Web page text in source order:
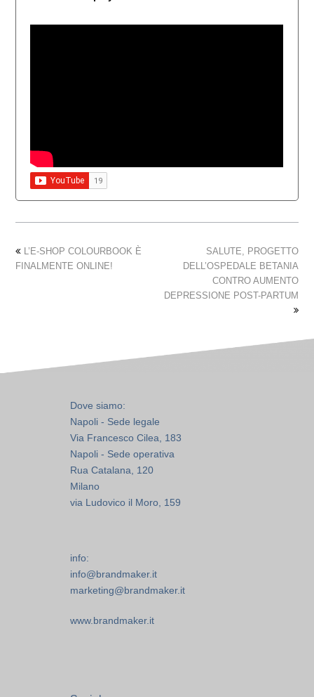
L’E-SHOP COLOURBOOK È
FINALMENTE ONLINE!
SALUTE, PROGETTO
DELL’OSPEDALE BETANIA
CONTRO AUMENTO
DEPRESSIONE POST-PARTUM
Dove siamo:
Napoli - Sede legale
Via Francesco Cilea, 183
Napoli - Sede operativa
Rua Catalana, 120
Milano
via Ludovico il Moro, 159
info:
info@brandmaker.it
marketing@brandmaker.it
www.brandmaker.it